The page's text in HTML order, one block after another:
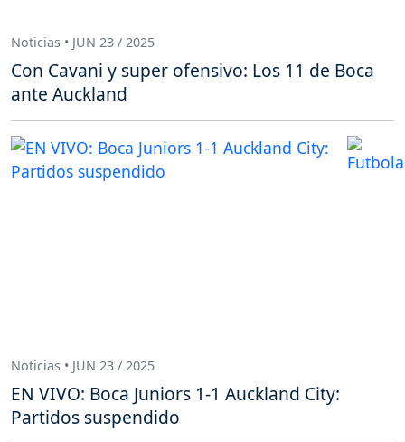
Noticias • JUN 23 / 2025
Con Cavani y super ofensivo: Los 11 de Boca
ante Auckland
Noticias • JUN 23 / 2025
EN VIVO: Boca Juniors 1-1 Auckland City:
Partidos suspendido